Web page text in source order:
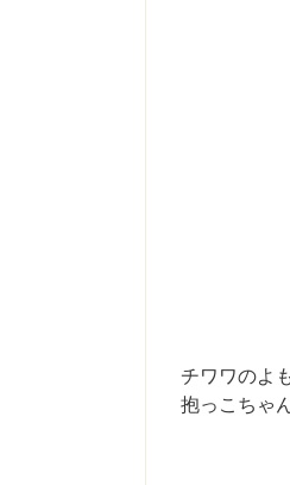
チワワのよ
抱っこちゃ